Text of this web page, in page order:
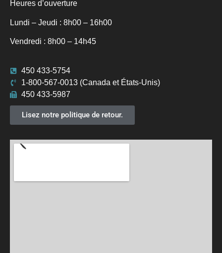
Heures d’ouverture
Lundi – Jeudi : 8h00 – 16h00
Vendredi : 8h00 – 14h45
450 433-5754
1-800-567-0013 (Canada et États-Unis)
450 433-5987
Lisez notre politique de retour.